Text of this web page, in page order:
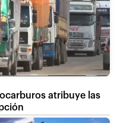
atribuye las